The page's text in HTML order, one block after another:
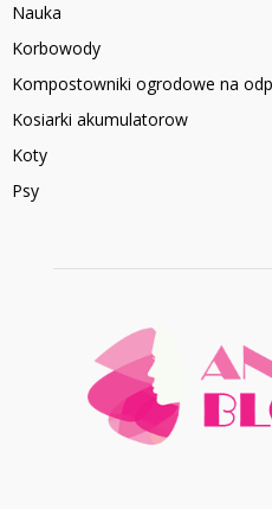
Nauka
Korbowody
Kompostowniki ogrodowe na
Kosiarki akumulatorow
Koty
Psy